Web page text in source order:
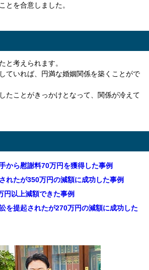
とを合意しました。
と考えられます。
ていれば、円満な婚姻関係を築くことがで
たことがきっかけとなって、関係が冷えて
から慰謝料70万円を獲得した事例
れたが350万円の減額に成功した事例
円以上減額できた事例
を提起されたが270万円の減額に成功した